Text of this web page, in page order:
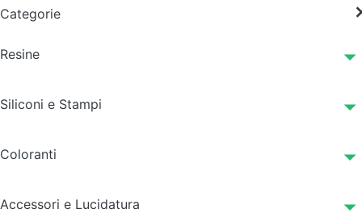
Categorie
Resine
Siliconi e Stampi
Coloranti
Accessori e Lucidatura